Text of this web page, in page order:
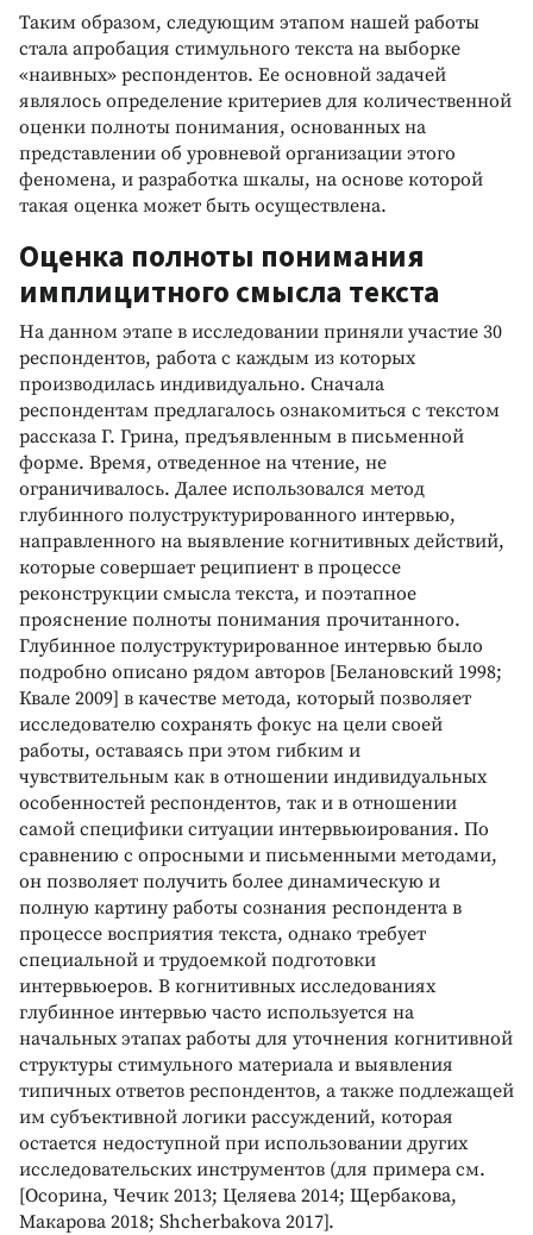
Таким образом, следующим этапом нашей работы
стала апробация стимульного текста на выборке
«наивных» респондентов. Ее основной задачей
являлось определение критериев для количественной
оценки полноты понимания, основанных на
представлении об уровневой организации этого
феномена, и разработка шкалы, на основе которой
такая оценка может быть осуществлена.
Оценка полноты понимания
имплицитного смысла текста
На данном этапе в исследовании приняли участие 30
респондентов, работа с каждым из которых
производилась индивидуально. Сначала
респондентам предлагалось ознакомиться с текстом
рассказа Г. Грина, предъявленным в письменной
форме. Время, отведенное на чтение, не
ограничивалось. Далее использовался метод
глубинного полуструктурированного интервью,
направленного на выявление когнитивных действий,
которые совершает реципиент в процессе
реконструкции смысла текста, и поэтапное
прояснение полноты понимания прочитанного.
Глубинное полуструктурированное интервью было
подробно описано рядом авторов [Белановский 1998;
Квале 2009] в качестве метода, который позволяет
исследователю сохранять фокус на цели своей
работы, оставаясь при этом гибким и
чувствительным как в отношении индивидуальных
особенностей респондентов, так и в отношении
самой специфики ситуации интервьюирования. По
сравнению с опросными и письменными методами,
он позволяет получить более динамическую и
полную картину работы сознания респондента в
процессе восприятия текста, однако требует
специальной и трудоемкой подготовки
интервьюеров. В когнитивных исследованиях
глубинное интервью часто используется на
начальных этапах работы для уточнения когнитивной
структуры стимульного материала и выявления
типичных ответов респондентов, а также подлежащей
им субъективной логики рассуждений, которая
остается недоступной при использовании других
исследовательских инструментов (для примера см.
[Осорина, Чечик 2013; Целяева 2014; Щербакова,
Макарова 2018; Shcherbakova 2017].